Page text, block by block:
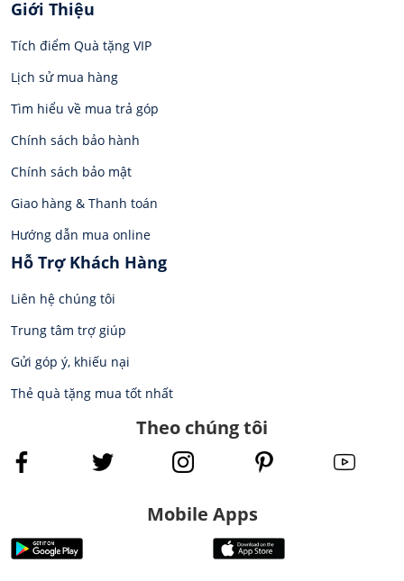
Giới Thiệu
Tích điểm Quà tặng VIP
Lịch sử mua hàng
Tìm hiểu về mua trả góp
Chính sách bảo hành
Chính sách bảo mật
Giao hàng & Thanh toán
Hướng dẫn mua online
Hỗ Trợ Khách Hàng
Liên hệ chúng tôi
Trung tâm trợ giúp
Gửi góp ý, khiếu nại
Thẻ quà tặng mua tốt nhất
Theo chúng tôi
Mobile Apps